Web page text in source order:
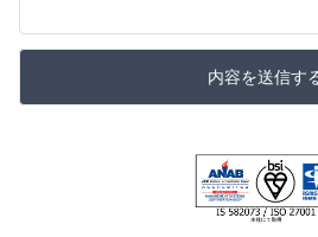
内容を送信す